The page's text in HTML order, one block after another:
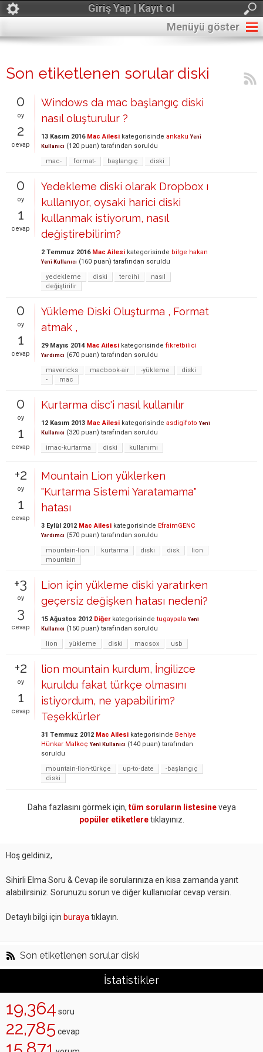
Giriş Yap | Kayıt ol
Menüyü göster
Son etiketlenen sorular diski
0
oy
2
cevap
Windows da mac başlangıç diski
nasıl oluşturulur ?
13 Kasım 2016 Mac Ailesi kategorisinde ankaku Yeni
Kullanıcı (120 puan) tarafından soruldu
mac-
format- başlangıç diski
0
oy
1
cevap
Yedekleme diski olarak Dropbox ı
kullanıyor, oysaki harici diski
kullanmak istiyorum, nasıl
değiştirebilirim?
2 Temmuz 2016 Mac Ailesi kategorisinde bilge hakan
Yeni Kullanıcı (160 puan) tarafından soruldu
yedekleme
diski tercihi
nasıl
değiştirilir
0
oy
1
cevap
Yükleme Diski Oluşturma , Format
atmak ,
29 Mayıs 2014 Mac Ailesi kategorisinde fikretbilici
Yardımcı (670 puan) tarafından soruldu
mavericks
macbook-air -yükleme
diski
-
mac
0
oy
1
cevap
Kurtarma disc'i nasıl kullanılır
12 Kasım 2013 Mac Ailesi kategorisinde asdigifoto Yeni
Kullanıcı (320 puan) tarafından soruldu
imac-kurtarma
diski kullanımı
+2
oy
1
cevap
Mountain Lion yüklerken
"Kurtarma Sistemi Yaratamama"
hatası
3 Eylül 2012 Mac Ailesi kategorisinde EfraimGENC
Yardımcı (570 puan) tarafından soruldu
mountain-lion
kurtarma diski disk
lion
mountain
+3
oy
3
cevap
Lion için yükleme diski yaratırken
geçersiz değişken hatası nedeni?
15 Ağustos 2012 Diğerkategorisinde tugaypala Yeni
Kullanıcı (150 puan) tarafından soruldu
lion
yükleme diski macsox usb
+2
oy
1
cevap
lion mountain kurdum, İngilizce
kuruldu fakat türkçe olmasını
istiyordum, ne yapabilirim?
Teşekkürler
31 Temmuz 2012 Mac Ailesi kategorisinde Behiye
Hünkar Malkoç Yeni Kullanıcı (140 puan) tarafından
soruldu
mountain-lion-türkçe
up-to-date
-başlangıç
diski
Daha fazlasını görmek için, tüm soruların listesineveya
popüler etiketleretıklayınız.
Hoş geldiniz,
Sihirli Elma Soru & Cevap ile sorularınıza en kısa zamanda yanıt
alabilirsiniz. Sorunuzu sorun ve diğer kullanıcılar cevap versin.
Detaylı bilgi için buraya tıklayın.
Son etiketlenen sorular diski
İstatistikler
19,364 soru
22,785 cevap